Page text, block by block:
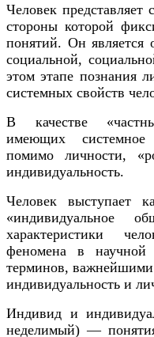
Человек представляет
стороны которой
понятий. Он является
социальной,
этом этапе познания
системных свойств
В качестве
имеющих системное
помимо личности,
индивидуальность.
Человек выступает
«индивидуальное
характеристики
феномена в научной
терминов,
индивидуальность и
Индивид и
неделимый) —